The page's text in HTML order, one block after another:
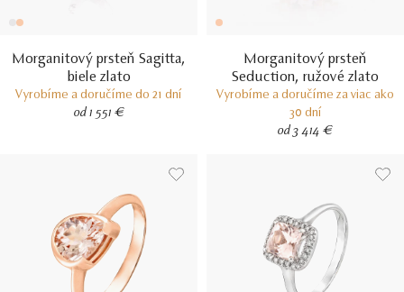
Morganitový prsteň Sagitta,
biele zlato
Vyrobíme a doručíme do 21 dní
od 1 551 €
Morganitový prsteň
Seduction, ružové zlato
Vyrobíme a doručíme za viac ako
30 dní
od 3 414 €